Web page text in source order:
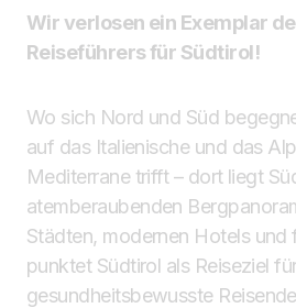
Wir verlosen ein Exemplar
Reiseführers für Südtirol!
Wo sich Nord und Süd
auf das Italienische und das
Mediterrane trifft – dort liegt
atemberaubenden
Städten, modernen Hotels und
punktet Südtirol als Reiseziel
gesundheitsbewusste